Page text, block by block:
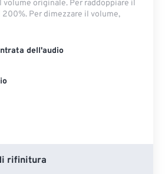
volume originale. Per raddoppiare il
Per dimezzare il volume,
dell'audio
rifinitura